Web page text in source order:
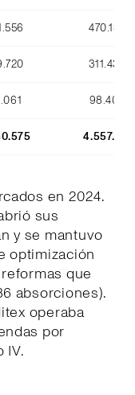
470.134
311.436
98.409
4.557.170
en 2024.
sus
y se mantuvo
optimización
que
absorciones).
operaba
por
IV.